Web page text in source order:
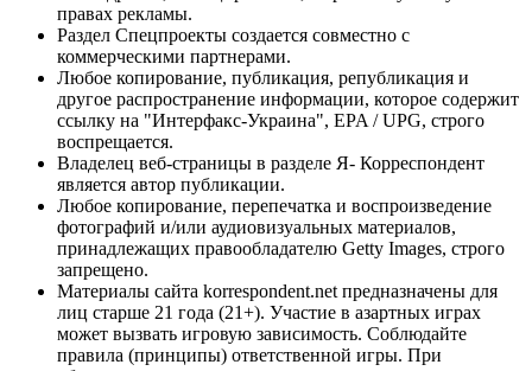
правах рекламы.
Раздел Спецпроекты создается совместно с
коммерческими партнерами.
Любое копирование, публикация, републикация и
другое распространение информации, которое содержит
ссылку на "Интерфакс-Украина", EPA / UPG, строго
воспрещается.
Владелец веб-страницы в разделе Я- Корреспондент
является автор публикации.
Любое копирование, перепечатка и воспроизведение
фотографий и/или аудиовизуальных материалов,
принадлежащих правообладателю Getty Images, строго
запрещено.
Материалы сайта korrespondent.net предназначены для
лиц старше 21 года (21+). Участие в азартных играх
может вызвать игровую зависимость. Соблюдайте
правила (принципы) ответственной игры. При